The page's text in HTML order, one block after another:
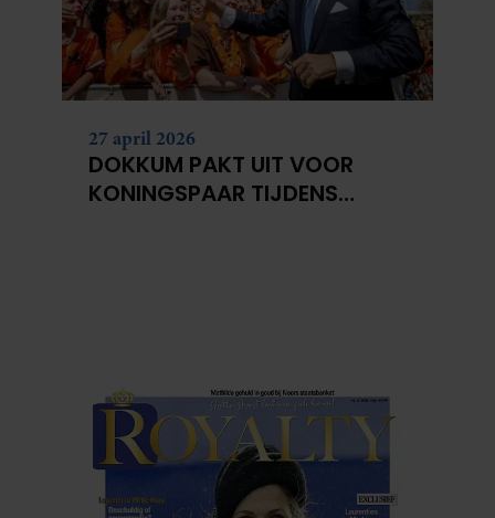
27 april 2026
DOKKUM PAKT UIT VOOR
KONINGSPAAR TIJDENS